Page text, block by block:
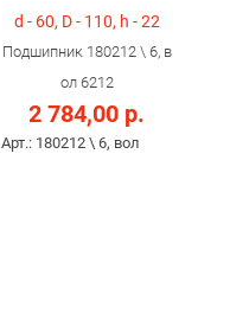
d - 60, D - 110, h - 22
Подшипник 180212 \ 6, в
ол 6212
2 784,00 р.
Арт.: 180212 \ 6, вол